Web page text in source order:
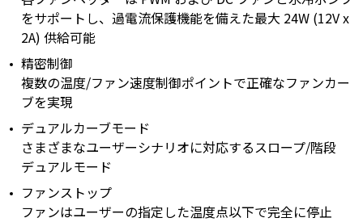
をサポートし、過電流保護機能を備えた最大 24W (12V x
2A) 供給可能
精密制御
複数の温度/ファン速度制御ポイントで正確なファンカー
ブを実現
デュアルカーブモード
さまざまなユーザーシナリオに対応するスロープ/階段
デュアルモード
ファンストップ
ファンはユーザーの指定した温度点以下で完全に停止